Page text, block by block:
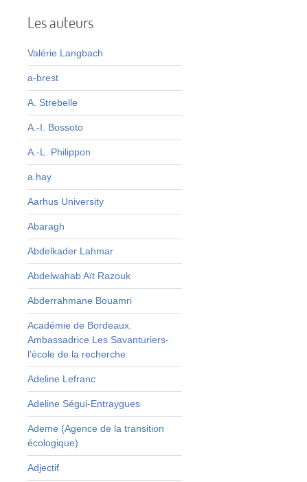
Les auteurs
Valérie Langbach
a-brest
A. Strebelle
A.-I. Bossoto
A.-L. Philippon
a.hay
Aarhus University
Abaragh
Abdelkader Lahmar
Abdelwahab Aït Razouk
Abderrahmane Bouamri
Académie de Bordeaux.
Ambassadrice Les Savanturiers-
l’école de la recherche
Adeline Lefranc
Adeline Ségui-Entraygues
Ademe (Agence de la transition
écologique)
Adjectif